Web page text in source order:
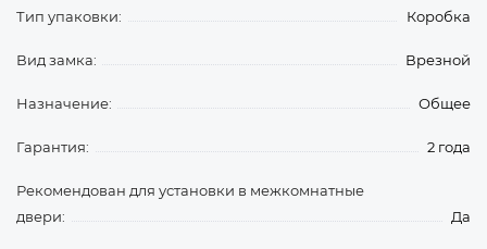
Тип упаковки: Коробка
Вид замка: Врезной
Назначение: Общее
Гарантия: 2 года
Рекомендован для установки в межкомнатные
двери:
Да